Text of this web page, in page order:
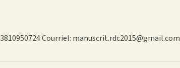
Courriel: manuscrit.rdc2015@gmail.com